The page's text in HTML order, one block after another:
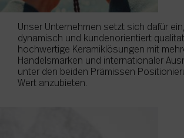
Unser Unternehmen setzt sich dafür ein,
dynamisch und kundenorientiert
hochwertige Keramiklösungen mit
Handelsmarken und internationaler
unter den beiden Prämissen
Wert anzubieten.